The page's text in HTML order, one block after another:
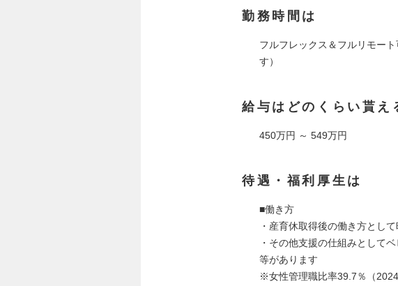
勤務時間は
フルフレックス＆フルリモー
す）
給与はどのくらい貰え
450万円 ～ 549万円
待遇・福利厚生は
■働き方
・産育休取得後の働き方とし
・その他支援の仕組みとして
等があります
※女性管理職比率39.7％（2024